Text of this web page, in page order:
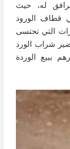
له، حيث
قطاف الورود
التي تحتسى
شراب الورد
ببيع الوردة